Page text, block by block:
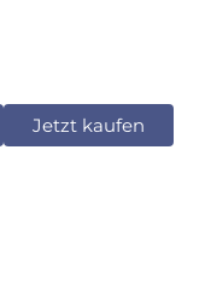
Jetzt kaufen